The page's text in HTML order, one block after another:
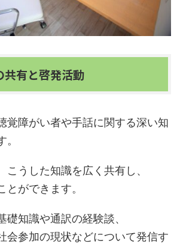
共有と啓発活動
覚障がい者や手話に関する深い知
こうした知識を広く共有し、
ができます。
知識や通訳の経験談、
会参加の現状などについて発信す